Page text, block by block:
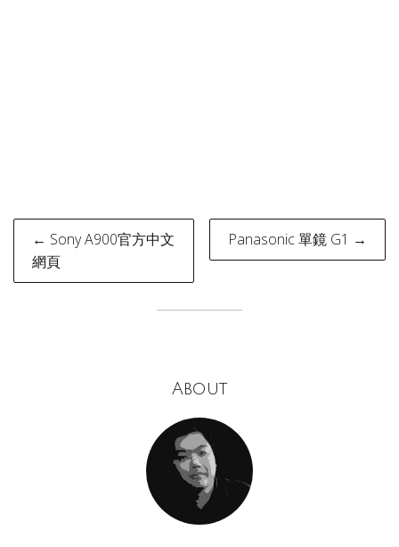
Post
navigation
← Sony A900官方中文
網頁
Panasonic 單鏡 G1 →
About